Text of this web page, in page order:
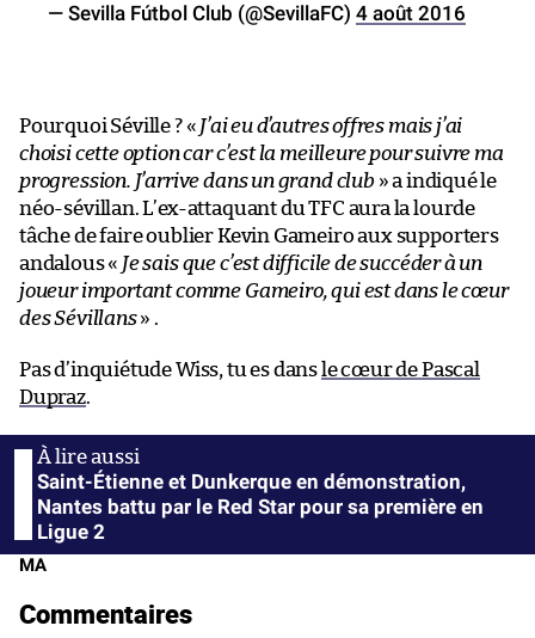
— Sevilla Fútbol Club (@SevillaFC) 4 août 2016
Pourquoi Séville ? « J’ai eu d’autres offres mais j’ai
choisi cette option car c’est la meilleure pour suivre ma
progression. J’arrive dans un grand club » a indiqué le
néo-sévillan. L’ex-attaquant du TFC aura la lourde
tâche de faire oublier Kevin Gameiro aux supporters
andalous « Je sais que c’est difficile de succéder à un
joueur important comme Gameiro, qui est dans le cœur
des Sévillans» .
Pas d’inquiétude Wiss, tu es dans le cœur de Pascal
Dupraz.
Saint-Étienne et Dunkerque en démonstration,
Nantes battu par le Red Star pour sa première en
Ligue 2
MA
Commentaires